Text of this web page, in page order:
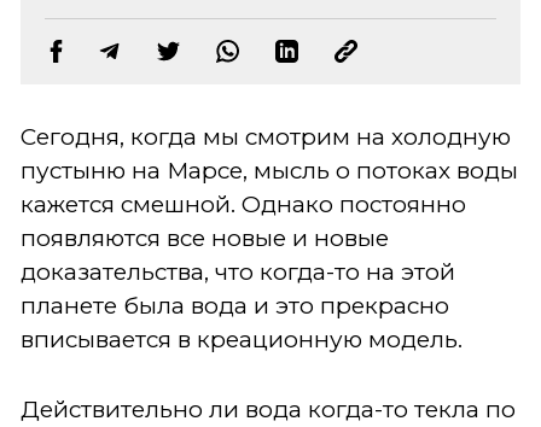
Сегодня, когда мы смотрим на холодную
пустыню на Марсе, мысль о потоках воды
кажется смешной. Однако постоянно
появляются все новые и новые
доказательства, что когда-то на этой
планете была вода и это прекрасно
вписывается в креационную модель.
Действительно ли вода когда-то текла по